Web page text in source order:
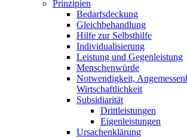
Prinzipien
Bedarfsdeckung
Gleichbehandlung
Hilfe zur Selbsthilfe
Individualisierung
Leistung und Gegenleistung
Menschenwürde
Notwendigkeit,
Wirtschaftlichkeit
Subsidiarität
Drittleistungen
Eigenleistungen
Ursachenklärung